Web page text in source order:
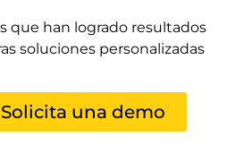
que han logrado resultados
soluciones personalizadas
Solicita una demo